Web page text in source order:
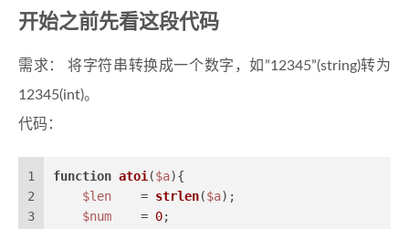
开始之前先看这段代码
需求： 将字符串转换成一个数字，如”12345”(string)转为
12345(int)。
代码：
1
2
3
function atoi ($a){
$len
    =
strlen($a);
$num
    =
0;